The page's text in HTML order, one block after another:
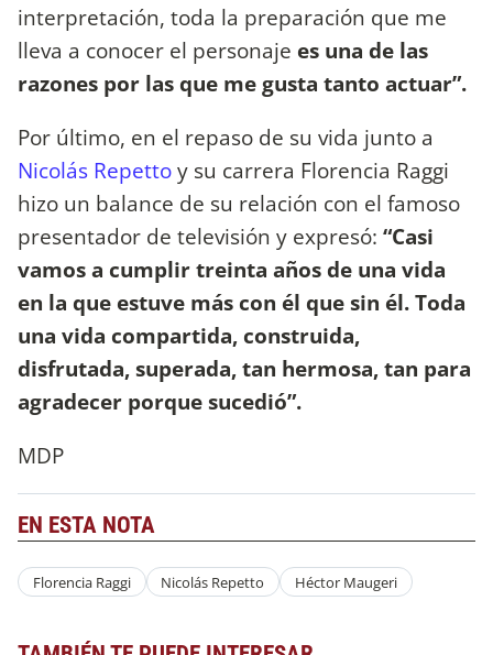
interpretación, toda la preparación que me
lleva a conocer el personaje es una de las
razones por las que me gusta tanto actuar”.
Por último, en el repaso de su vida junto a
Nicolás Repettoy su carrera Florencia Raggi
hizo un balance de su relación con el famoso
presentador de televisión y expresó: “Casi
vamos a cumplir treinta años de una vida
en la que estuve más con él que sin él. Toda
una vida compartida, construida,
disfrutada, superada, tan hermosa, tan para
agradecer porque sucedió”.
MDP
EN ESTA NOTA
Florencia Raggi Nicolás Repetto Héctor Maugeri